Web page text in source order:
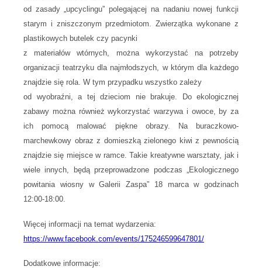
od zasady „upcyclingu” polegającej na nadaniu nowej funkcji
starym i zniszczonym przedmiotom. Zwierzątka wykonane z
plastikowych butelek czy pacynki
z materiałów wtórnych, można wykorzystać na potrzeby
organizacji teatrzyku dla najmłodszych, w którym dla każdego
znajdzie się rola. W tym przypadku wszystko zależy
od wyobraźni, a tej dzieciom nie brakuje. Do ekologicznej
zabawy można również wykorzystać warzywa i owoce, by za
ich pomocą malować piękne obrazy. Na buraczkowo-
marchewkowy obraz z domieszką zielonego kiwi z pewnością
znajdzie się miejsce w ramce. Takie kreatywne warsztaty, jak i
wiele innych, będą przeprowadzone podczas „Ekologicznego
powitania wiosny w Galerii Zaspa” 18 marca w godzinach
12:00-18:00.
Więcej informacji na temat wydarzenia:
https://www.facebook.com/events/175246599647801/
Dodatkowe informacje: